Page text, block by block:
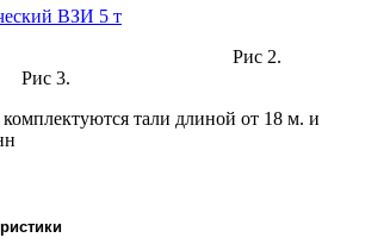
1. Рис 2.
тали длиной от 18 м. и